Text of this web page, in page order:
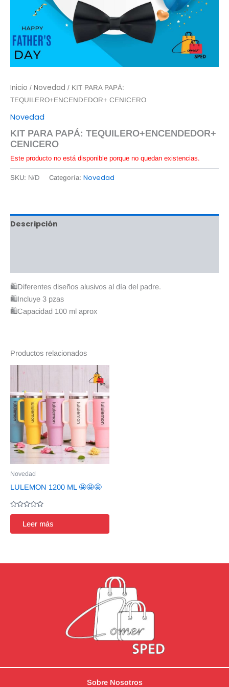
Inicio / Novedad / KIT PARA PAPÁ:
TEQUILERO+ENCENDEDOR+ CENICERO
Novedad
KIT PARA PAPÁ: TEQUILERO+ENCENDEDOR+
CENICERO
Este producto no está disponible porque no quedan existencias.
SKU: N/D Categoría: Novedad
Descripción
🛍Diferentes diseños alusivos al día del padre.
🛍Incluye 3 pzas
🛍Capacidad 100 ml aprox
Productos relacionados
Novedad
LULEMON 1200 ML 🤩🤩🤩
Valorado
de
Leer más
Sobre Nosotros